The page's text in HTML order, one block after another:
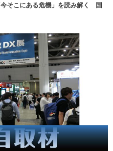
今そこにある危機」を読み解く 国